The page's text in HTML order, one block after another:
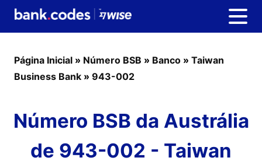
Página Inicial » Número BSB » Banco » Taiwan
Business Bank » 943-002
Número BSB da Austrália
de 943-002 - Taiwan